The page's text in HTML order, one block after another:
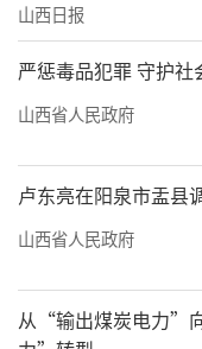
山西日报
严惩毒品犯罪 守护社
山西省人民政府
卢东亮在阳泉市盂县
山西省人民政府
从“输出煤炭电力”